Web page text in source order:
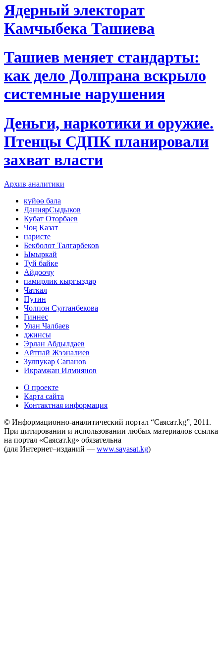
Ядерный электорат
Камчыбека Ташиева
Ташиев меняет стандарты:
как дело Долпрана вскрыло
системные нарушения
Деньги, наркотики и оружие.
Птенцы СДПК планировали
захват власти
Архив аналитики
күйөө бала
ДаниярСыдыков
Кубат Оторбаев
Чоң Казат
наристе
Бекболот Талгарбеков
Ымыркай
Туй байке
Айдоочу
памирлик кыргыздар
Чаткал
Путин
Чолпон Султанбекова
Гиннес
Улан Чалбаев
джинсы
Эрлан Абдылдаев
Айтпай Жээналиев
Зулпукар Сапанов
Икрамжан Илмиянов
О проекте
Карта сайта
Контактная информация
© Информационно-аналитический портал “Саясат.kg”, 2011.
При цитировании и использовании любых материалов ссылка
на портал «Саясат.kg» обязательна
(для Интернет–изданий — www.sayasat.kg)